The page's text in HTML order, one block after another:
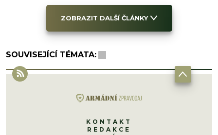
ZOBRAZIT DALŠÍ ČLÁNKY
SOUVISEJÍCÍ TÉMATA:
KONTAKT
REDAKCE